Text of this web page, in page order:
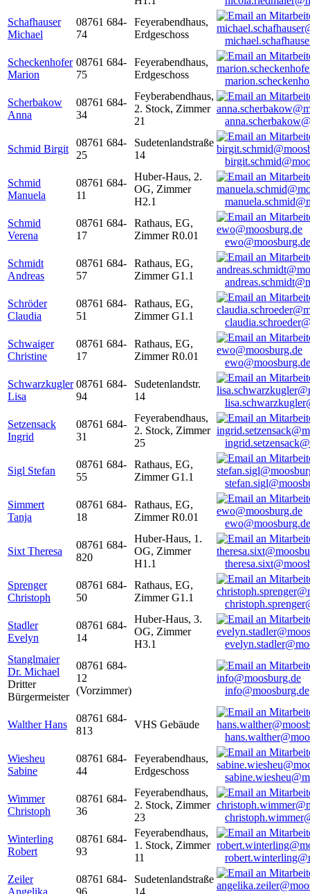
Schafhauser
Michael
08761 684-
74
Feyerabendhaus,
Erdgeschoss
Scheckenhofer
Marion
08761 684-
75
Feyerabendhaus,
Erdgeschoss
Scherbakow
Anna
08761 684-
34
Feyberabendhaus,
2. Stock, Zimmer
21
Schmid Birgit
08761 684-
25
Sudetenlandstraße
14
Schmid
Manuela
08761 684-
11
Huber-Haus, 2.
OG, Zimmer
H2.1
Schmid
Verena
08761 684-
17
Rathaus, EG,
Zimmer R0.01
ewo@moosburg.de
Schmidt
Andreas
08761 684-
57
Rathaus, EG,
Zimmer G1.1
Schröder
Claudia
08761 684-
51
Rathaus, EG,
Zimmer G1.1
Schwaiger
Christine
08761 684-
17
Rathaus, EG,
Zimmer R0.01
ewo@moosburg.de
Schwarzkugler
Lisa
08761 684-
94
Sudetenlandstr.
14
Setzensack
Ingrid
08761 684-
31
Feyerabendhaus,
2. Stock, Zimmer
25
Sigl Stefan
08761 684-
55
Rathaus, EG,
Zimmer G1.1
Simmert
Tanja
08761 684-
18
Rathaus, EG,
Zimmer R0.01
ewo@moosburg.de
Sixt Theresa
08761 684-
820
Huber-Haus, 1.
OG, Zimmer
H1.1
Sprenger
Christoph
08761 684-
50
Rathaus, EG,
Zimmer G1.1
Stadler
Evelyn
08761 684-
14
Huber-Haus, 3.
OG, Zimmer
H3.1
Stanglmaier
Dr. Michael
Dritter
Bürgermeister
08761 684-
12
(Vorzimmer)
info@moosburg.de
Walther Hans
08761 684-
813
VHS Gebäude
Wiesheu
Sabine
08761 684-
44
Feyerabendhaus,
Erdgeschoss
Wimmer
Christoph
08761 684-
36
Feyerabendhaus,
2. Stock, Zimmer
23
Winterling
Robert
08761 684-
93
Feyerabendhaus,
1. Stock, Zimmer
11
Zeiler
Angelika
08761 684-
96
Sudetenlandstraße
14